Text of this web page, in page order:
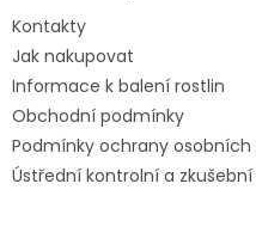
Kontakty
Jak nakupovat
Informace k balení rostlin
Obchodní podmínky
Podmínky ochrany osobních
Ústřední kontrolní a